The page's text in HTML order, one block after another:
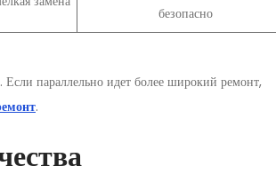
безопасно
. Если параллельно идет более широкий ремонт,
.